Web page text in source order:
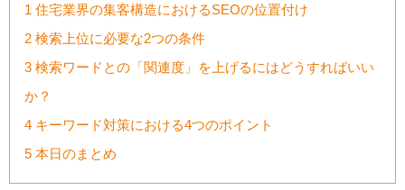
1 住宅業界の集客構造におけるSEOの位置付け
2 検索上位に必要な2つの条件
3 検索ワードとの「関連度」を上げるにはどうすればいい
か？
4 キーワード対策における4つのポイント
5 本日のまとめ